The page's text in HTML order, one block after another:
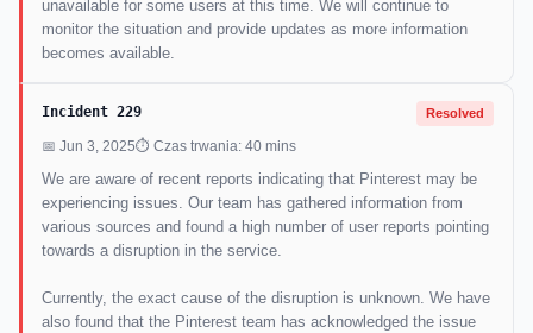
unavailable for some users at this time. We will continue to
monitor the situation and provide updates as more information
becomes available.
Incident 229 Resolved
📅 Jun 3, 2025⏱ Czas trwania: 40 mins
We are aware of recent reports indicating that Pinterest may be
experiencing issues. Our team has gathered information from
various sources and found a high number of user reports pointing
towards a disruption in the service.
Currently, the exact cause of the disruption is unknown. We have
also found that the Pinterest team has acknowledged the issue